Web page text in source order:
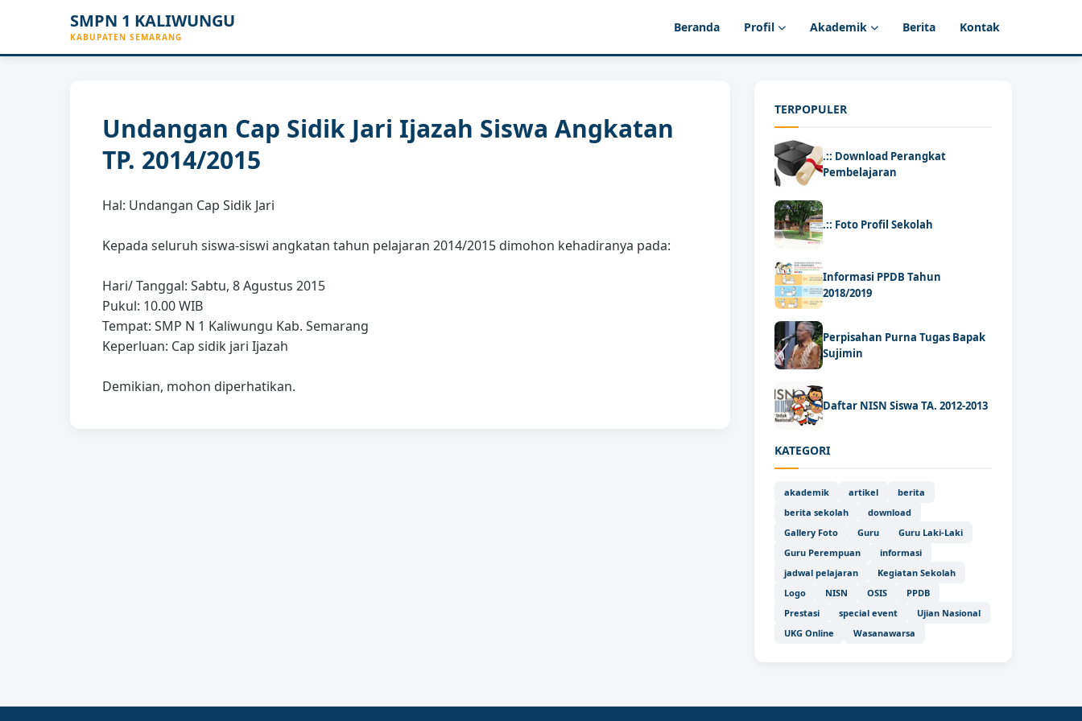
SMPN 1 KALIWUNGU
KABUPATEN SEMARANG
Beranda Profil Akademik Berita Kontak
Undangan Cap Sidik Jari Ijazah Siswa Angkatan
TP. 2014/2015
Hal: Undangan Cap Sidik Jari
Kepada seluruh siswa-siswi angkatan tahun pelajaran 2014/2015 dimohon kehadiranya pada:
Hari/ Tanggal: Sabtu, 8 Agustus 2015
Pukul: 10.00 WIB
Tempat: SMP N 1 Kaliwungu Kab. Semarang
Keperluan: Cap sidik jari Ijazah
Demikian, mohon diperhatikan.
TERPOPULER
.:: Download Perangkat
Pembelajaran
.:: Foto Profil Sekolah
Informasi PPDB Tahun
2018/2019
Perpisahan Purna Tugas Bapak
Sujimin
Daftar NISN Siswa TA. 2012-2013
KATEGORI
akademik artikel
berita
berita sekolah
download
Gallery Foto
Guru
Guru Laki-Laki
Guru Perempuan
informasi
jadwal pelajaran
Kegiatan Sekolah
Logo
NISN OSIS
PPDB
Prestasi
special event
Ujian Nasional
UKG Online
Wasanawarsa